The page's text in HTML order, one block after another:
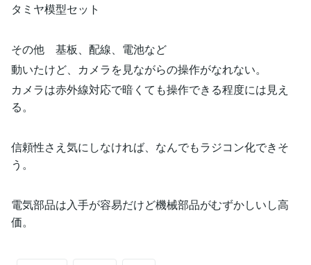
タミヤ模型セット
その他 基板、配線、電池など
動いたけど、カメラを見ながらの操作がなれない。
カメラは赤外線対応で暗くても操作できる程度には見え
る。
信頼性さえ気にしなければ、なんでもラジコン化できそ
う。
電気部品は入手が容易だけど機械部品がむずかしいし高
価。